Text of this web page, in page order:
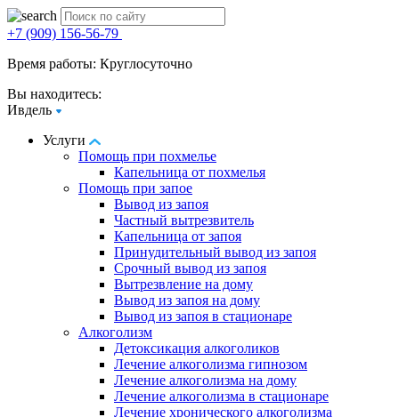
+7 (909) 156-56-79
Время работы: Круглосуточно
Вы находитесь:
Ивдель
Услуги
Помощь при похмелье
Капельница от похмелья
Помощь при запое
Вывод из запоя
Частный вытрезвитель
Капельница от запоя
Принудительный вывод из запоя
Срочный вывод из запоя
Вытрезвление на дому
Вывод из запоя на дому
Вывод из запоя в стационаре
Алкоголизм
Детоксикация алкоголиков
Лечение алкоголизма гипнозом
Лечение алкоголизма на дому
Лечение алкоголизма в стационаре
Лечение хронического алкоголизма